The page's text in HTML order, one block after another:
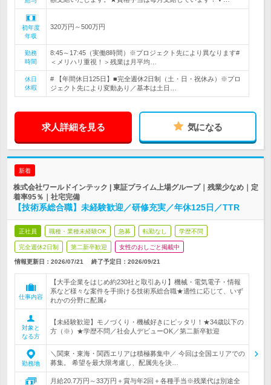
初年度
年収
320万円～500万円
勤務
時間
8:45～17:45（実働8時間）※プロジェクト先により異なります#
＜メリハリ重視！＞残業は月平均…
休日
休暇
# 【年間休日125日】■完全週休2日制（土・日・祝休み）※プロ
ジェクト先により変動あり／基本は土日…
求人詳細を見る 気になる
新着
株式会社ワールドインテック | 東証プライム上場グループ｜残業少なめ｜定
着率95％｜社宅完備
【技術系総合職】未経験歓迎／研修充実／年休125日／TTR
正社員 職種・業種未経験OK 急募 転勤なし 学歴不問
完全週休2日制 第二新卒歓迎 女性のおしごと掲載中
情報更新日：2026/07/21 終了予定日： 2026/09/21
仕事内容
【大手企業をはじめ約230社と取引あり】機械・電気電子・情報
系など様々な案件を手掛ける技術系総合職★適性に応じて、いず
れかの分野に配属♪
対象と
なる方
【未経験歓迎】モノづくり・機械好きにピッタリ！★34歳以下の
方（※）★学歴不問／社会人デビューOK／第二新卒歓迎
勤務地
＼関東・東海・関西エリアは積極募集中／ 今回は全国エリアでの
募集。 希望を最大限考慮し、配属先を決…
月給20.7万円～33万円＋賞与年2回＋各種手当※残業代は別途全